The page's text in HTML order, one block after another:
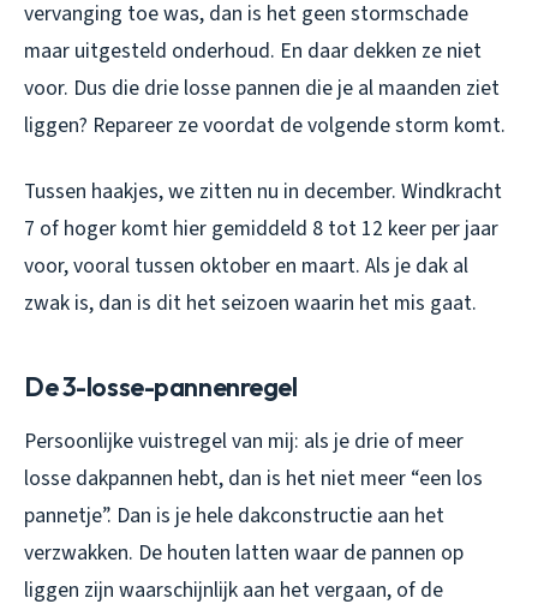
vervanging toe was, dan is het geen stormschade
maar uitgesteld onderhoud. En daar dekken ze niet
voor. Dus die drie losse pannen die je al maanden ziet
liggen? Repareer zevoordat de volgende storm komt.
Tussen haakjes, we zitten nu in december. Windkracht
7 of hoger komt hier gemiddeld 8 tot 12 keer per jaar
voor, vooral tussen oktober en maart. Als je dak al
zwak is, dan is dit het seizoen waarin het mis gaat.
De 3-losse-pannenregel
Persoonlijke vuistregel van mij: als je drie of meer
losse dakpannen hebt, dan is het niet meer “een los
pannetje”. Dan is je hele dakconstructie aan het
verzwakken. De houten latten waar de pannen op
liggen zijn waarschijnlijk aan het vergaan, of de